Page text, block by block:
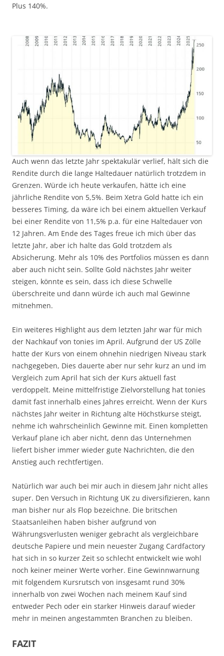
Plus 140%.
Auch wenn das letzte Jahr spektakulär verlief, hält sich die
Rendite durch die lange Haltedauer natürlich trotzdem in
Grenzen. Würde ich heute verkaufen, hätte ich eine
jährliche Rendite von 5,5%. Beim Xetra Gold hatte ich ein
besseres Timing, da wäre ich bei einem aktuellen Verkauf
bei einer Rendite von 11,5% p.a. für eine Haltedauer von
12 Jahren. Am Ende des Tages freue ich mich über das
letzte Jahr, aber ich halte das Gold trotzdem als
Absicherung. Mehr als 10% des Portfolios müssen es dann
aber auch nicht sein. Sollte Gold nächstes Jahr weiter
steigen, könnte es sein, dass ich diese Schwelle
überschreite und dann würde ich auch mal Gewinne
mitnehmen.
Ein weiteres Highlight aus dem letzten Jahr war für mich
der Nachkauf von tonies im April. Aufgrund der US Zölle
hatte der Kurs von einem ohnehin niedrigen Niveau stark
nachgegeben, Dies dauerte aber nur sehr kurz an und im
Vergleich zum April hat sich der Kurs aktuell fast
verdoppelt. Meine mittelfristige Zielvorstellung hat tonies
damit fast innerhalb eines Jahres erreicht. Wenn der Kurs
nächstes Jahr weiter in Richtung alte Höchstkurse steigt,
nehme ich wahrscheinlich Gewinne mit. Einen kompletten
Verkauf plane ich aber nicht, denn das Unternehmen
liefert bisher immer wieder gute Nachrichten, die den
Anstieg auch rechtfertigen.
Natürlich war auch bei mir auch in diesem Jahr nicht alles
super. Den Versuch in Richtung UK zu diversifizieren, kann
man bisher nur als Flop bezeichne. Die britschen
Staatsanleihen haben bisher aufgrund von
Währungsverlusten weniger gebracht als vergleichbare
deutsche Papiere und mein neuester Zugang Cardfactory
hat sich in so kurzer Zeit so schlecht entwickelt wie wohl
noch keiner meiner Werte vorher. Eine Gewinnwarnung
mit folgendem Kursrutsch von insgesamt rund 30%
innerhalb von zwei Wochen nach meinem Kauf sind
entweder Pech oder ein starker Hinweis darauf wieder
mehr in meinen angestammten Branchen zu bleiben.
FAZIT